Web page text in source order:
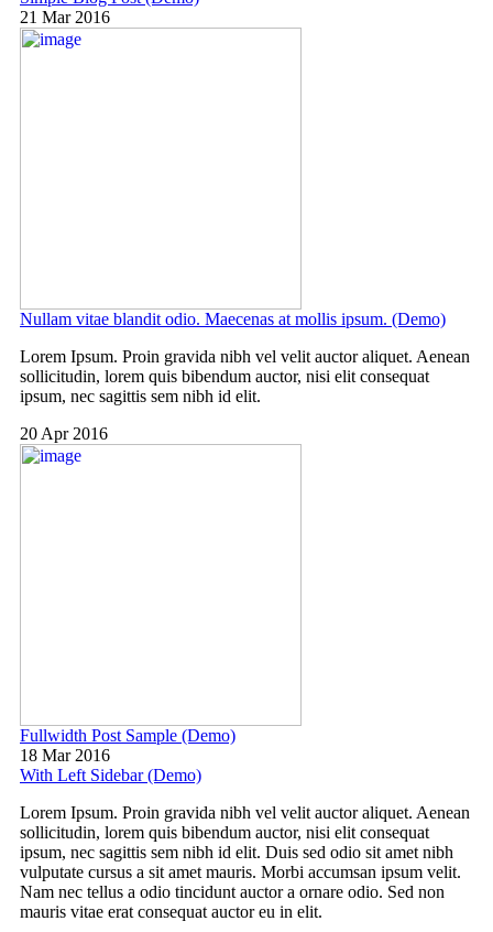
21 Mar 2016
Nullam vitae blandit odio. Maecenas at mollis ipsum. (Demo)
Lorem Ipsum. Proin gravida nibh vel velit auctor aliquet. Aenean
sollicitudin, lorem quis bibendum auctor, nisi elit consequat
ipsum, nec sagittis sem nibh id elit.
20 Apr 2016
Fullwidth Post Sample (Demo)
18 Mar 2016
With Left Sidebar (Demo)
Lorem Ipsum. Proin gravida nibh vel velit auctor aliquet. Aenean
sollicitudin, lorem quis bibendum auctor, nisi elit consequat
ipsum, nec sagittis sem nibh id elit. Duis sed odio sit amet nibh
vulputate cursus a sit amet mauris. Morbi accumsan ipsum velit.
Nam nec tellus a odio tincidunt auctor a ornare odio. Sed non
mauris vitae erat consequat auctor eu in elit.